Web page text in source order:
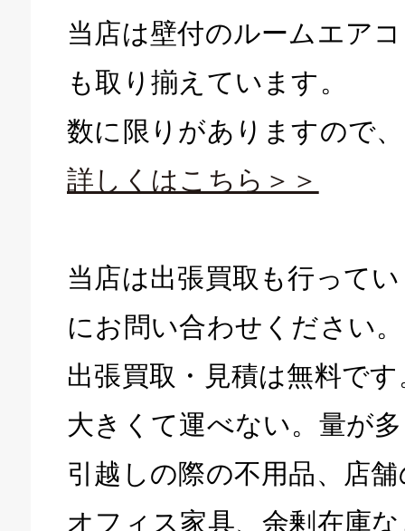
当店は壁付のルームエア
も取り揃えています。
数に限りがありますので
詳しくはこちら＞＞
当店は出張買取も行って
にお問い合わせください。
出張買取・見積は無料です
大きくて運べない。量が
引越しの際の不用品、店
オフィス家具、余剰在庫